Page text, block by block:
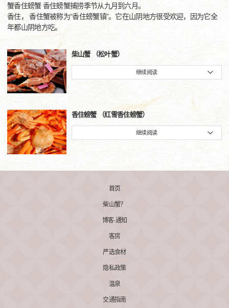
蟹香住螃蟹 香住螃蟹捕捞季节从九月到六月。
香住， 香住蟹被称为“香住螃蟹镇”。它在山阴地方很受欢迎，因为它全
年都山阴地方吃。
柴山蟹 （松叶蟹）
继续阅读
香住螃蟹 （红雪香住螃蟹）
继续阅读
首页
柴山蟹？
博客·通知
客房
严选食材
隐私政策
温泉
交通指南